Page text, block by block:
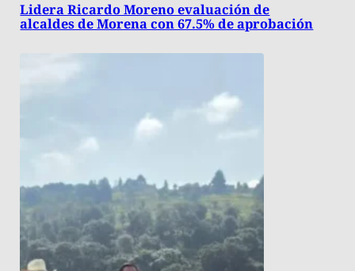
Lidera Ricardo Moreno evaluación de
alcaldes de Morena con 67.5% de aprobación